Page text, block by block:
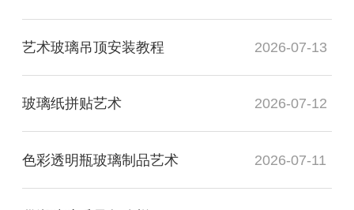
艺术玻璃吊顶安装教程 2026-07-13
玻璃纸拼贴艺术 2026-07-12
色彩透明瓶玻璃制品艺术 2026-07-11